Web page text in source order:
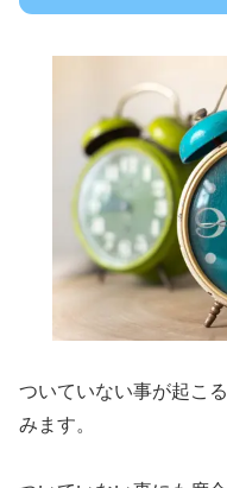
ついていない事が起こ
みます。